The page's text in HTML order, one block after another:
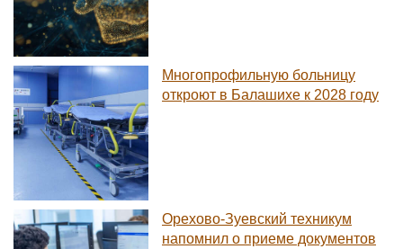
Многопрофильную больницу
откроют в Балашихе к 2028 году
Орехово-Зуевский техникум
напомнил о приеме документов